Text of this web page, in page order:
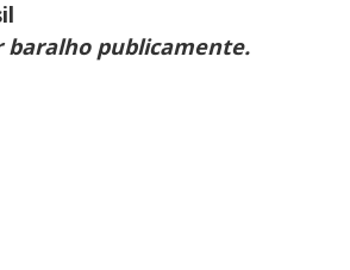
baralho publicamente.